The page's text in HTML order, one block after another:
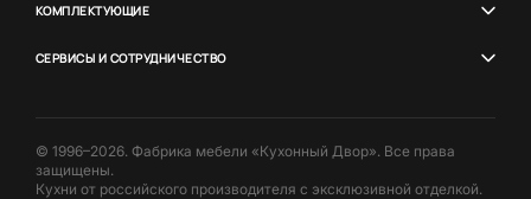
КОМПЛЕКТУЮЩИЕ
СЕРВИСЫ И СОТРУДНИЧЕСТВО
© 1996–2026. Фабрика мебели «Кухонный Двор». Все права
защищены.
Кухни от российского производителя с эксклюзивной отделкой.